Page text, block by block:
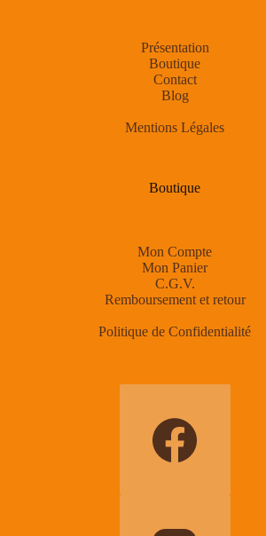
Présentation
Boutique
Contact
Blog
Mentions Légales
Boutique
Mon Compte
Mon Panier
C.G.V.
Remboursement et retour
Politique de Confidentialité